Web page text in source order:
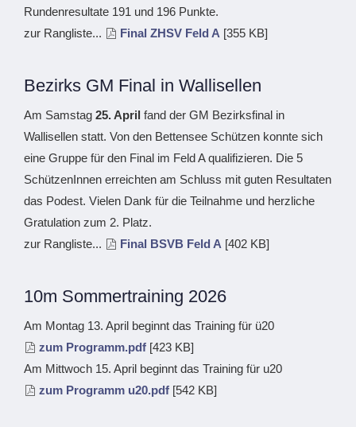
Rundenresultate 191 und 196 Punkte.
zur Rangliste...
Final ZHSV Feld A [355 KB]
Bezirks GM Final in Wallisellen
Am Samstag 25. April fand der GM Bezirksfinal in
Wallisellen statt. Von den Bettensee Schützen konnte sich
eine Gruppe für den Final im Feld A qualifizieren. Die 5
SchützenInnen erreichten am Schluss mit guten Resultaten
das Podest. Vielen Dank für die Teilnahme und herzliche
Gratulation zum 2. Platz.
zur Rangliste...
Final BSVB Feld A [402 KB]
10m Sommertraining 2026
Am Montag 13. April beginnt das Training für ü20
zum Programm.pdf [423 KB]
Am Mittwoch 15. April beginnt das Training für u20
zum Programm u20.pdf [542 KB]